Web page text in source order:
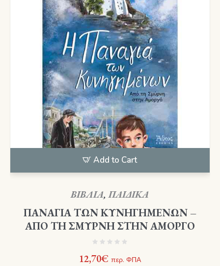
Add to Cart
ΒΙΒΛΙΑ,ΠΑΙΔΙΚΑ
ΠΑΝΑΓΙΑ ΤΩΝ ΚΥΝΗΓΗΜΕΝΩΝ –
ΑΠΟ ΤΗ ΣΜΥΡΝΗ ΣΤΗΝ ΑΜΟΡΓΟ
12,70€ περ. ΦΠΑ